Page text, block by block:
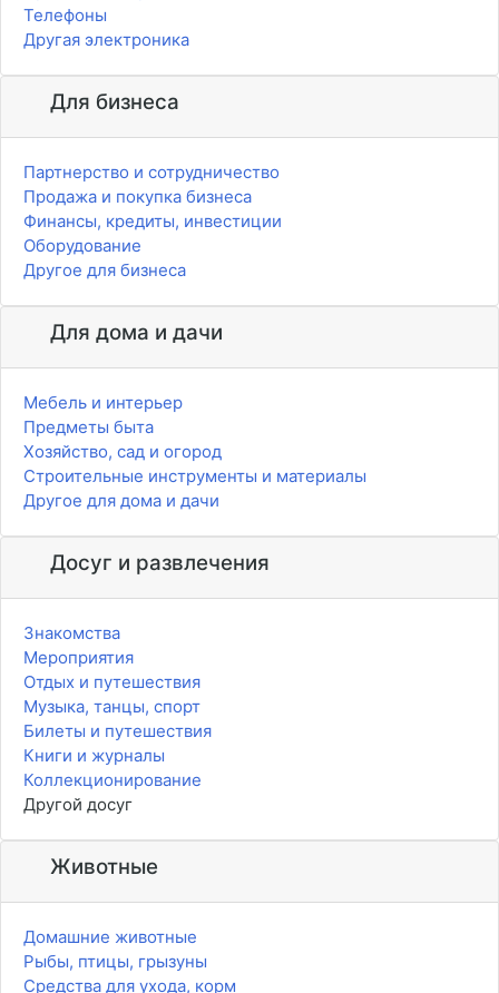
Телефоны
Другая электроника
Для бизнеса
Партнерство и сотрудничество
Продажа и покупка бизнеса
Финансы, кредиты, инвестиции
Оборудование
Другое для бизнеса
Для дома и дачи
Мебель и интерьер
Предметы быта
Хозяйство, сад и огород
Строительные инструменты и материалы
Другое для дома и дачи
Досуг и развлечения
Знакомства
Мероприятия
Отдых и путешествия
Музыка, танцы, спорт
Билеты и путешествия
Книги и журналы
Коллекционирование
Другой досуг
Животные
Домашние животные
Рыбы, птицы, грызуны
Средства для ухода, корм